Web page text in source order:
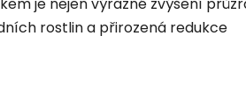
rostlin a přirozená redukce